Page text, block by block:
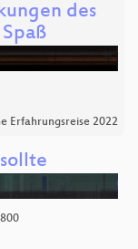
des
Erfahrungsreise 2022
800